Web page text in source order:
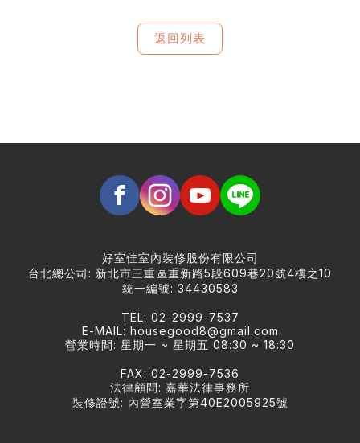
返回列表
好室佳室內裝修股份有限公司
台北總公司: 新北市三重區重新路5段609巷20號4樓之10
統一編號: 34430583
TEL: 02-2999-7537
E-MAIL: housegood8@gmail.com
營業時間: 星期一 ~ 星期五 08:30 ~ 18:30
FAX: 02-2999-7536
法律顧問: 嘉華法律事務所
裝修證號: 內營室業字第40E2005925號